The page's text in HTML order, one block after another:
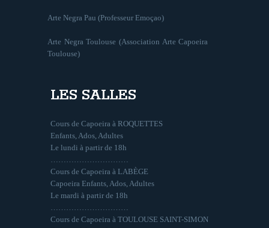
Arte Negra Pau (Professeur Emoçao)
Arte Negra Toulouse (Association Arte Capoeira
Toulouse)
LES SALLES
Cours de Capoeira à ROQUETTES
Enfants, Ados, Adultes
Le lundi à partir de 18h
Cours de Capoeira à LABÈGE
Capoeira Enfants, Ados, Adultes
Le mardi à partir de 18h
Cours de Capoeira à TOULOUSE SAINT-SIMON